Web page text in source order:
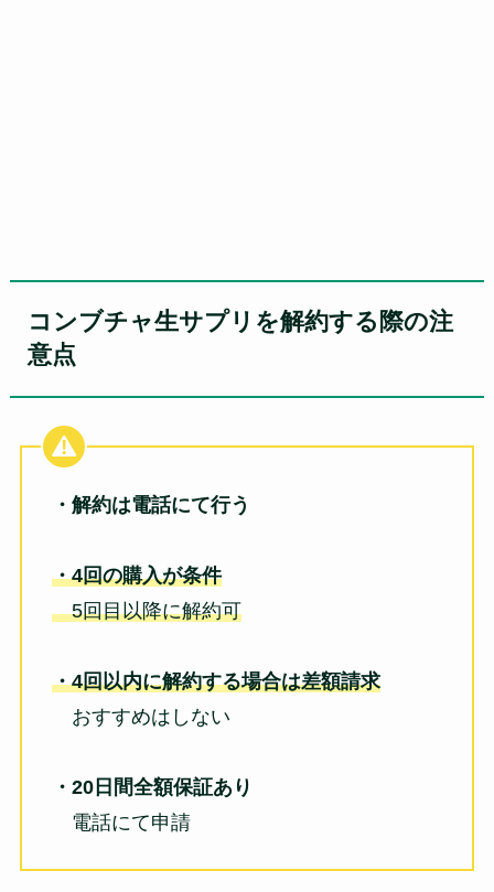
コンブチャ生サプリを解約する際の注
意点
・解約は電話にて行う
・4回の購入が条件
5回目以降に解約可
・4回以内に解約する場合は差額請求
おすすめはしない
・20日間全額保証あり
電話にて申請